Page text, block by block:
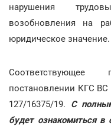
нарушения
возобновления на
юридическое значение.
постановлении КГС ВС
127/16375/19. С
будет ознакомиться в